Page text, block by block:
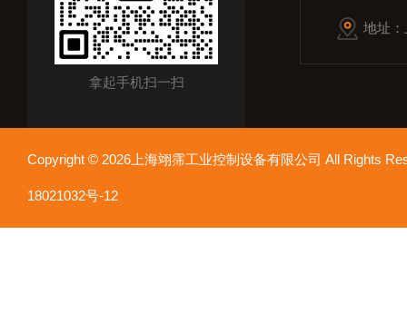
拿起手机扫一扫
地址
Copyright © 2026上海翊霈工业控制设备有限公司 All Rights
18021032号-12